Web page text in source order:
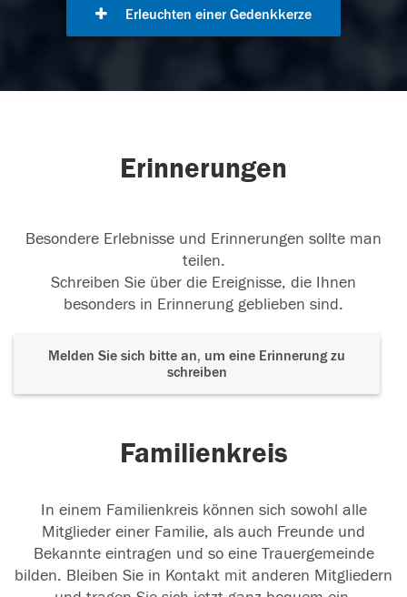
Erleuchten einer Gedenkkerze
Erinnerungen
Besondere Erlebnisse und Erinnerungen sollte man
teilen.
Schreiben Sie über die Ereignisse, die Ihnen
besonders in Erinnerung geblieben sind.
Melden Sie sich bitte an, um eine Erinnerung zu
schreiben
Familienkreis
In einem Familienkreis können sich sowohl alle
Mitglieder einer Familie, als auch Freunde und
Bekannte eintragen und so eine Trauergemeinde
bilden. Bleiben Sie in Kontakt mit anderen Mitgliedern